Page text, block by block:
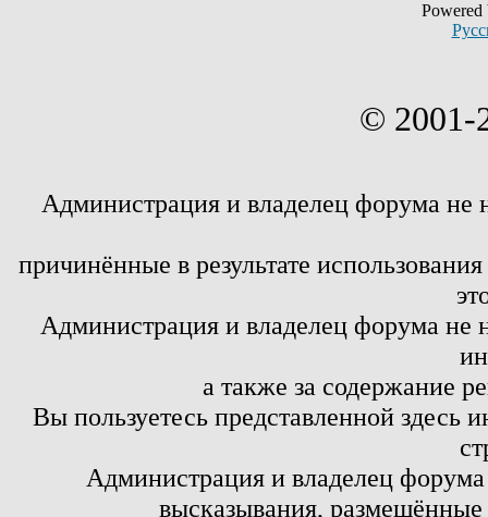
© 2001-
Администрация и владелец форума не
причинённые в результате
Администрация и владелец форума не
а также за содержание
Вы пользуетесь представленной здесь
Администрация и владелец
высказывания,